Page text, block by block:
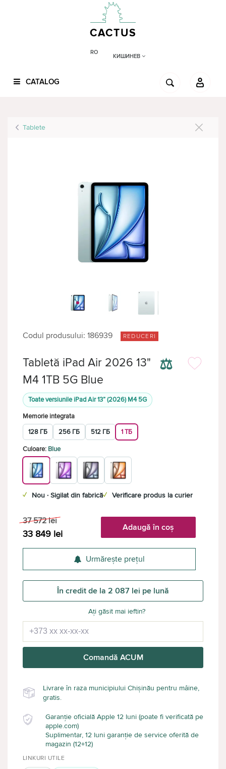
CACTUS
RO
КИШИНЕВ
CATALOG
Tablete
Codul produsului: 186939 REDUCERI
⚖
Tabletă iPad Air 2026 13"
M4 1TB 5G Blue
Toate versiunile iPad Air 13” (2026) M4 5G
Memorie integrata
128 ГБ
256 ГБ 512 ГБ 1 ТБ
Culoare: Blue
✓ Nou · Sigilat din fabrică✓ Verificare produs la curier
37 572 lei
33 849 lei
Adaugă în coș
Urmărește prețul
În credit de la 2 087 lei pe lună
Ați găsit mai ieftin?
Comandă ACUM
Livrare în raza municipiului Chișinău pentru mâine,
gratis.
Garanție oficială Apple 12 luni (poate fi verificată pe
apple.com)
Suplimentar, 12 luni garanție de service oferită de
magazin (12+12)
LINKURI UTILE